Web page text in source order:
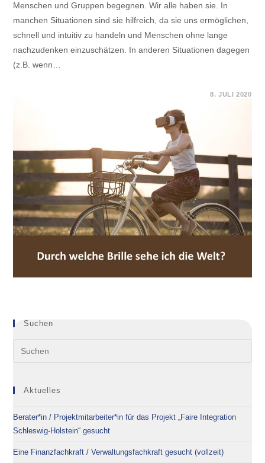
Menschen und Gruppen begegnen. Wir alle haben sie. In
manchen Situationen sind sie hilfreich, da sie uns ermöglichen,
schnell und intuitiv zu handeln und Menschen ohne lange
nachzudenken einzuschätzen. In anderen Situationen dagegen
(z.B. wenn…
WORKSHOP
„UNCONSCIOUS
BRILLE
SEHE
ICH
DIE
WELT?“
AM
20.08.2020
8. JULI 2020
Suchen
Aktuelles
Berater*in / Projektmitarbeiter*in für das Projekt „Faire Integration
Schleswig-Holstein“ gesucht
Eine Finanzfachkraft / Verwaltungsfachkraft gesucht (vollzeit)